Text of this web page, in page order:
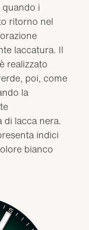
i
ritorno nel
laccatura. Il
realizzato
poi, come
la
di lacca nera.
indici
bianco